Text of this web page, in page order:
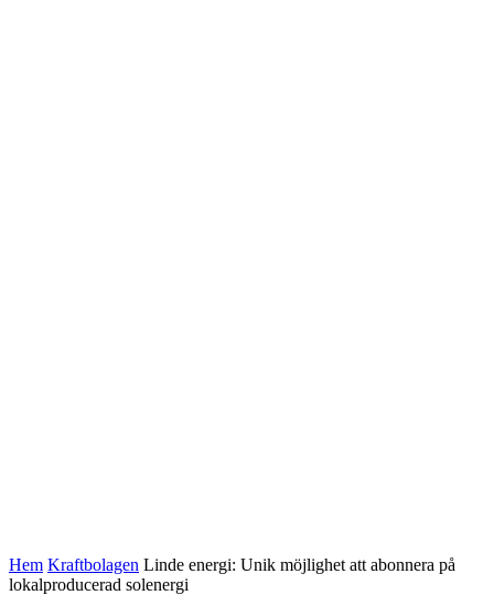
Hem Kraftbolagen Linde energi: Unik möjlighet att abonnera på
lokalproducerad solenergi